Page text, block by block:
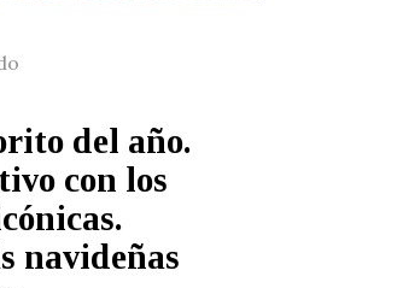
del año.
con los
navideñas